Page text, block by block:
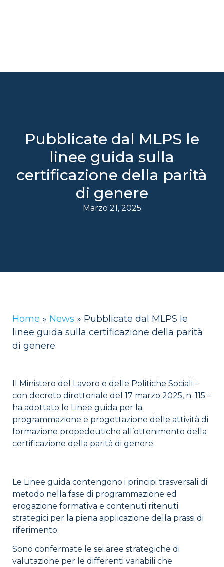
Pubblicate dal MLPS le
linee guida sulla
certificazione della parità
di genere
Marzo 21, 2025
Home » News » Pubblicate dal MLPS le
linee guida sulla certificazione della parità
di genere
Il Ministero del Lavoro e delle Politiche Sociali –
con decreto direttoriale del 17 marzo 2025, n. 115 –
ha adottato le Linee guida per la
programmazione e progettazione delle attività di
formazione propedeutiche all’ottenimento della
certificazione della parità di genere.
Le Linee guida contengono i principi trasversali di
metodo nella fase di programmazione ed
erogazione formativa e contenuti ritenuti
strategici per la piena applicazione della prassi di
riferimento.
Sono confermate le sei aree strategiche di
valutazione per le differenti variabili che